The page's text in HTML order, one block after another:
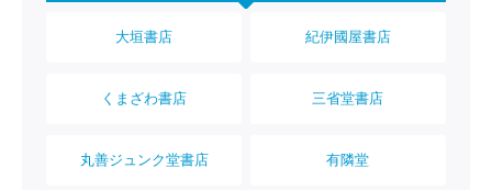
大垣書店 紀伊國屋書店
くまざわ書店 三省堂書店
丸善ジュンク堂書店 有隣堂